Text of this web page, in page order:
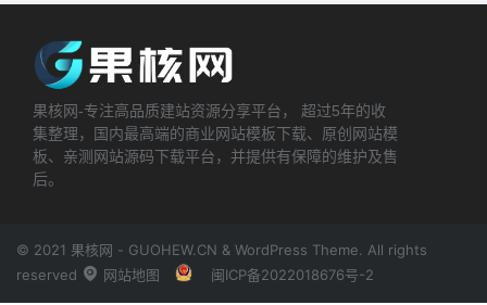
果核网-专注高品质建站资源分享平台， 超过5年的收
集整理，国内最高端的商业网站模板下载、原创网站模
板、亲测网站源码下载平台，并提供有保障的维护及售
后。
© 2021 果核网 - GUOHEW.CN & WordPress Theme. All rights
reserved
网站地图 闽ICP备2022018676号-2